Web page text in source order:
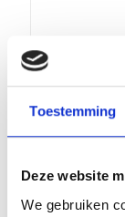
Toestemming
Deze website
We gebruiken